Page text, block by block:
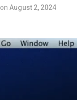
on August 2, 2024